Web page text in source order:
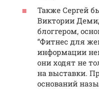
Также Сергей
Виктории
блоггером,
“Фитнес для
информации
они ходят не
на выставки.
оснований